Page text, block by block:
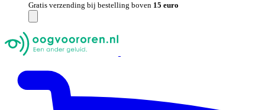
Gratis verzending bij bestelling boven 15 euro